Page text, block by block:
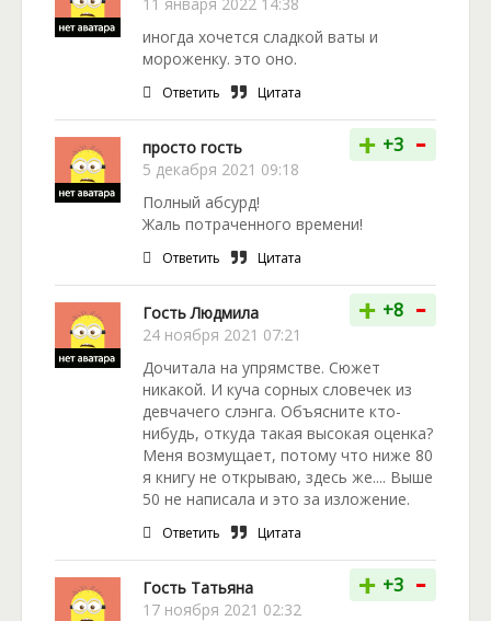
иногда хочется сладкой ваты и
мороженку. это оно.
Ответить Цитата
просто гость
5 декабря 2021 09:18
+ +3 -
Полный абсурд!
Жаль потраченного времени!
Ответить Цитата
Гость Людмила
24 ноября 2021 07:21
+ +8 -
Дочитала на упрямстве. Сюжет
никакой. И куча сорных словечек из
девчачего слэнга. Объясните кто-
нибудь, откуда такая высокая оценка?
Меня возмущает, потому что ниже 80
я книгу не открываю, здесь же.... Выше
50 не написала и это за изложение.
Ответить Цитата
Гость Татьяна
17 ноября 2021 02:32
+ +3 -